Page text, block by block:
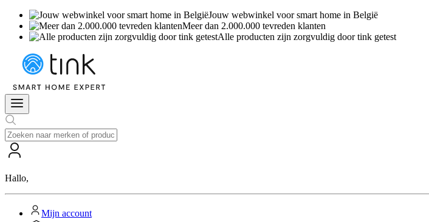
Jouw webwinkel voor smart home in België
Meer dan 2.000.000 tevreden klanten
Alle producten zijn zorgvuldig door tink getest
Hallo,
Mijn account